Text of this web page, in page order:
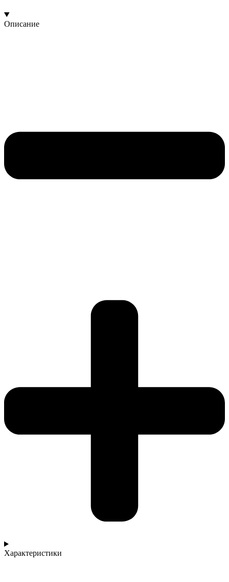
Описание
Характеристики